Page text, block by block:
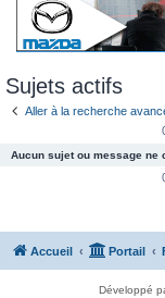
Sujets actifs
Aller à la recherche
Aucun sujet ou message ne
Accueil Portail
Développé